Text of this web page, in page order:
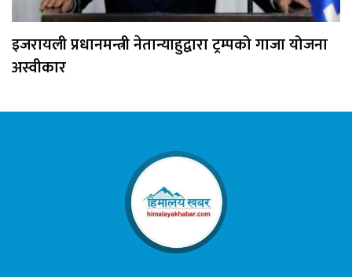
इजरायली प्रधानमन्त्री नेतान्याहुद्वारा ट्रम्पको गाजा योजना
अस्वीकार